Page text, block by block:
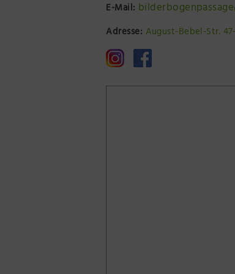
E-Mail:
Adresse: August-Bebel-Str.